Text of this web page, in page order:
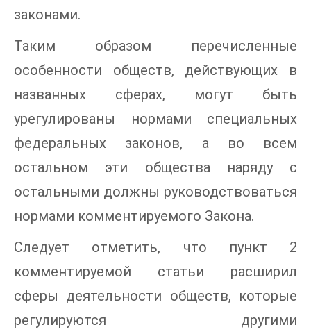
законами.
Таким образом перечисленные
особенности обществ, действующих в
названных сферах, могут быть
урегулированы нормами специальных
федеральных законов, а во всем
остальном эти общества наряду с
остальными должны руководствоваться
нормами комментируемого Закона.
Следует отметить, что пункт 2
комментируемой статьи расширил
сферы деятельности обществ, которые
регулируются другими